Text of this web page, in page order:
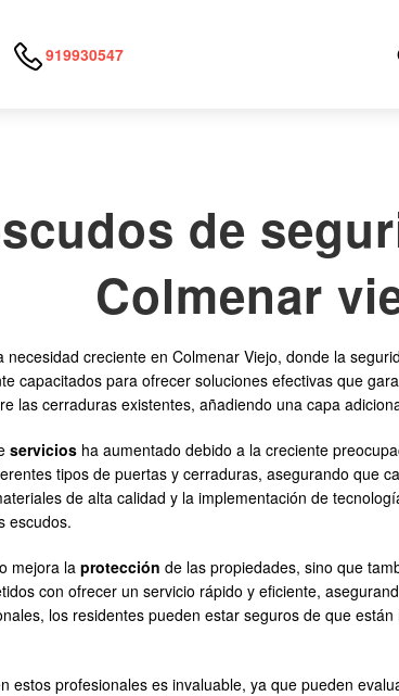
919930547
de
Colmenar
creciente en Colmenar Viejo, donde la
capacitados para ofrecer soluciones efectivas que
las cerraduras existentes, añadiendo una capa
servicios ha aumentado debido a la creciente
tipos de puertas y cerraduras, asegurando que
de alta calidad y la implementación de
escudos.
mejora la protección de las propiedades, sino que
con ofrecer un servicio rápido y eficiente,
los residentes pueden estar seguros de que
estos profesionales es invaluable, ya que pueden